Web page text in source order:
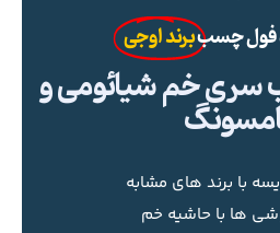
چسببرند اوجی
خم شیائومی و
با برند های مشابه
ها با حاشیه خم